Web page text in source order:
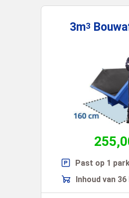
3m3
Past op 1
Inhoud van